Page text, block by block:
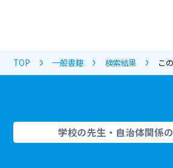
TOP 一般書籍 検索結果 こ
学校の先生・自治体関係